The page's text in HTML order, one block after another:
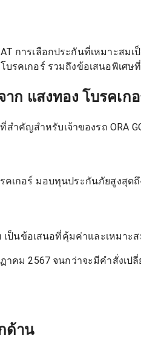
การเลือกประกันที่เหมา
รคเกอร์ รวมถึงข้อเสนอพิเศ
าก แสงทอง โบรคเก
คัญสำหรับเจ้าของรถ ORA
คเกอร์ มอบทุนประกันภัยสูงสุ
เป็นข้อเสนอที่คุ้มค่าและเหมาะ
คม 2567 จนกว่าจะมีคำสั่งเ
ด้าน